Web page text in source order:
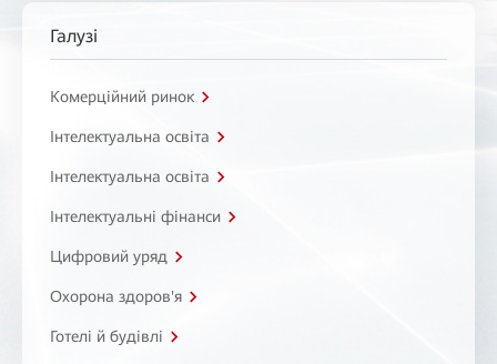
Галузі
Комерційний ринок
Інтелектуальна освіта
Інтелектуальна освіта
Інтелектуальні фінанси
Цифровий уряд
Охорона здоров'я
Готелі й будівлі